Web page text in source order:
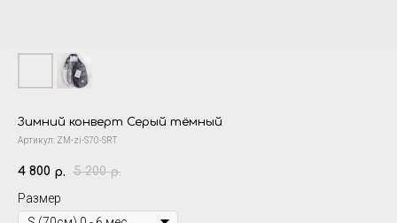
Зимний конверт Серый тёмный
Артикул: ZM-zi-S70-SRT
4 800 р. 5 200 р.
Размер